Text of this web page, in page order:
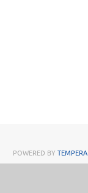
POWERED BY TEMPERA